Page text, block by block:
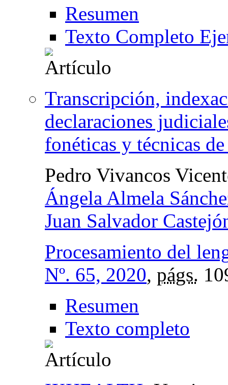
Resumen
Texto Completo
Transcripción,
declaraciones
fonéticas y técnicas
Pedro Vivancos
Ángela Almela
Juan Salvador
Procesamiento del
Nº. 65, 2020, págs.
Resumen
Texto completo